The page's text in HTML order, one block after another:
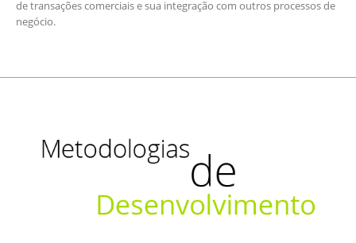
de transações comerciais e sua integração com outros processos de
negócio.